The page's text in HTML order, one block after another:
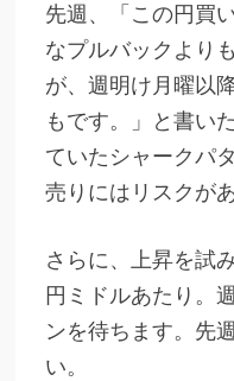
先週、「この円買
なプルバックより
が、週明け月曜以
もです。」と書い
ていたシャークパ
売りにはリスクが
さらに、上昇を試
円ミドルあたり。
ンを待ちます。先
い。